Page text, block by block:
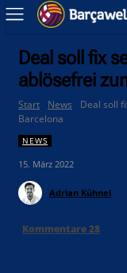
Deal soll fix
ablösefrei
Start News
Deal soll
Barcelona
NEWS
15. März 2022
Adrian Kühnel
Kommentare28